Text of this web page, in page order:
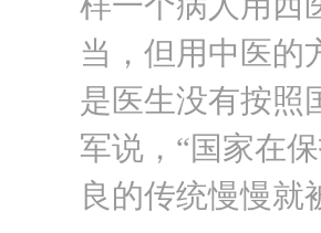
当，但用中医的
是医生没有按照
军说，“国家在
良的传统慢慢就